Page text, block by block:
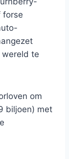
forse
wereld te
om
biljoen) met